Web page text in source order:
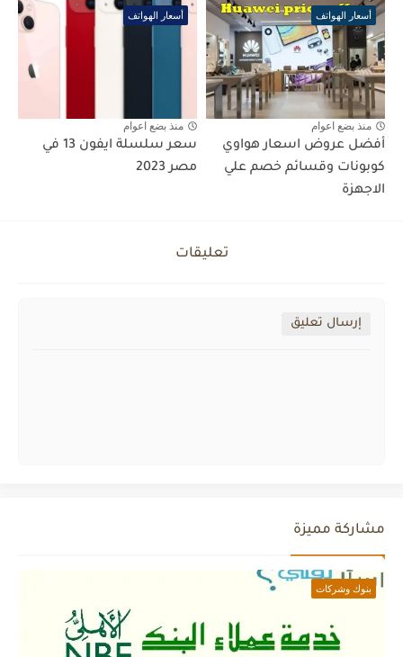
أسعار الهواتف
منذ بضع اعوام
أفضل عروض اسعار هواوي
كوبونات وقسائم خصم علي
الاجهزة
أسعار الهواتف
منذ بضع اعوام
سعر سلسلة ايفون 13 في
مصر 2023
تعليقات
إرسال تعليق
مشاركة مميزة
بنوك وشركات